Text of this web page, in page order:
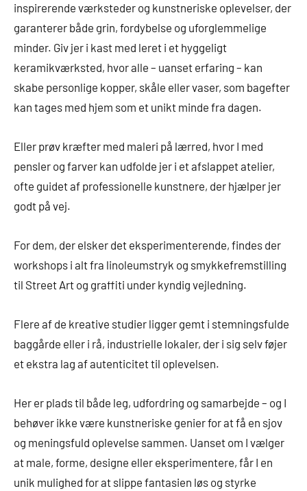
inspirerende værksteder og kunstneriske oplevelser, der
garanterer både grin, fordybelse og uforglemmelige
minder. Giv jer i kast med leret i et hyggeligt
keramikværksted, hvor alle – uanset erfaring – kan
skabe personlige kopper, skåle eller vaser, som bagefter
kan tages med hjem som et unikt minde fra dagen.
Eller prøv kræfter med maleri på lærred, hvor I med
pensler og farver kan udfolde jer i et afslappet atelier,
ofte guidet af professionelle kunstnere, der hjælper jer
godt på vej.
For dem, der elsker det eksperimenterende, findes der
workshops i alt fra linoleumstryk og smykkefremstilling
til Street Art og graffiti under kyndig vejledning.
Flere af de kreative studier ligger gemt i stemningsfulde
baggårde eller i rå, industrielle lokaler, der i sig selv føjer
et ekstra lag af autenticitet til oplevelsen.
Her er plads til både leg, udfordring og samarbejde – og I
behøver ikke være kunstneriske genier for at få en sjov
og meningsfuld oplevelse sammen. Uanset om I vælger
at male, forme, designe eller eksperimentere, får I en
unik mulighed for at slippe fantasien løs og styrke